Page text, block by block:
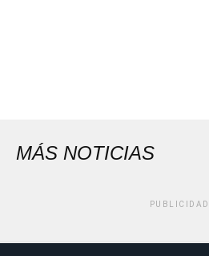
MÁS NOTICIAS
PUBLICIDAD